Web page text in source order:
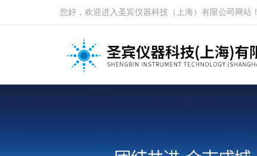
您好，欢迎进入圣宾仪器科技（上海）有限公司网站！